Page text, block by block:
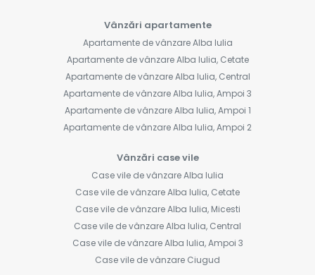
Vânzări apartamente
Apartamente de vânzare Alba Iulia
Apartamente de vânzare Alba Iulia, Cetate
Apartamente de vânzare Alba Iulia, Central
Apartamente de vânzare Alba Iulia, Ampoi 3
Apartamente de vânzare Alba Iulia, Ampoi 1
Apartamente de vânzare Alba Iulia, Ampoi 2
Vânzări case vile
Case vile de vânzare Alba Iulia
Case vile de vânzare Alba Iulia, Cetate
Case vile de vânzare Alba Iulia, Micesti
Case vile de vânzare Alba Iulia, Central
Case vile de vânzare Alba Iulia, Ampoi 3
Case vile de vânzare Ciugud